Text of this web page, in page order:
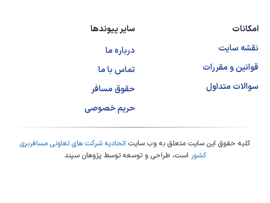
امکانات
نقشه سایت
قوانین و مقررات
سوالات متداول
سایر پیوندها
درباره ما
تماس با ما
حقوق مسافر
حریم خصوصی
کلیه حقوق این سایت متعلق به وب سایت اتحادیه شرکت های تعاونی مسافربری
کشور است، طراحی و توسعه توسطپژوهان سپند